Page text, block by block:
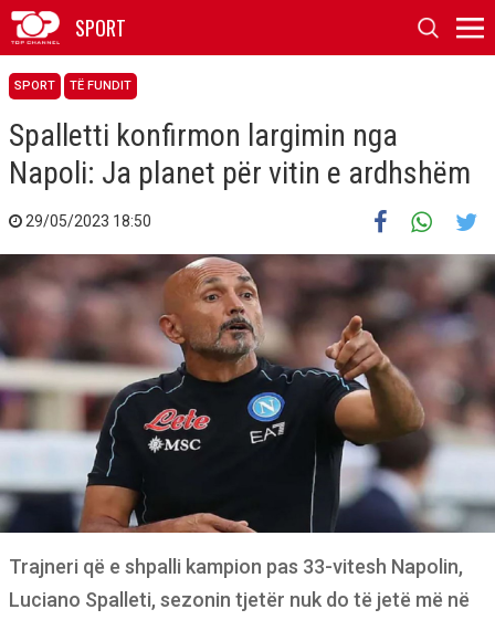
SPORT
SPORT TË FUNDIT
Spalletti konfirmon largimin nga
Napoli: Ja planet për vitin e ardhshëm
29/05/2023 18:50
Trajneri që e shpalli kampion pas 33-vitesh Napolin,
Luciano Spalleti, sezonin tjetër nuk do të jetë më në